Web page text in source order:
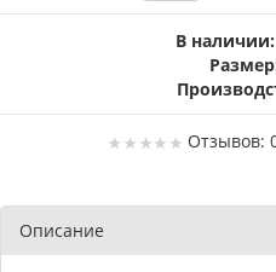
В наличии:
Отзывов:
Описание